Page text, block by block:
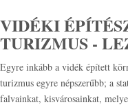
VIDÉKI
TURIZMUS -
Egyre inkább a vidék épített
turizmus egyre népszerűbb; a
falvainkat, kisvárosainkat,